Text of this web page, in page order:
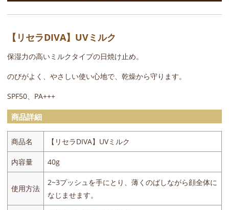
【リセラDIVA】UVミルク
保湿力の高いミルクタイプの日焼け止め。
のびがよく、やさしい使い心地で、乾燥から守ります。
SPF50、PA+++
商品詳細
商品名 【リセラDIVA】UVミルク
内容量 40g
使用方法
2~3プッシュを手にとり、薄くのばしながら顔全体に
なじませます。